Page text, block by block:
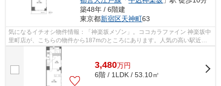
築48年 / 6階建
東京都新宿区天神町63
気になるイチオシ物件情報：「神楽坂メゾン」。ココカラファイン 神楽坂中
里町店が、こちらの物件から187mのところにあります。人気の高い駅近物
件で、駅から徒歩4分の所に位置してい...
3,480万円
6階 / 1LDK / 53.10㎡